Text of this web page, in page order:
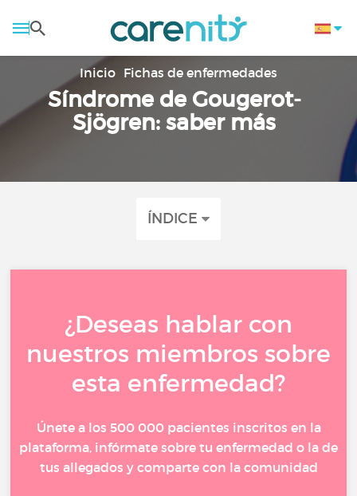
Inicio Fichas de enfermedades
Síndrome de Gougerot-
Sjögren: saber más
ÍNDICE
¿Deseas hablar con
nuestros miembros sobre
esta enfermedad?
Únete a los 500 000 pacientes inscritos en la
plataforma, infórmate sobre tu enfermedad o la de
tus allegados y comparte con la comunidad